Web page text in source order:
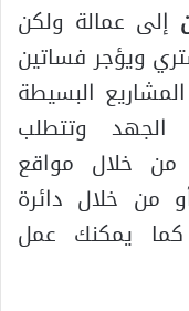
إلى عمالة ولكن
ويؤجر فساتين
البسيطة
الجهد وتتطلب
من خلال مواقع
من خلال دائرة
كما يمكنك عمل